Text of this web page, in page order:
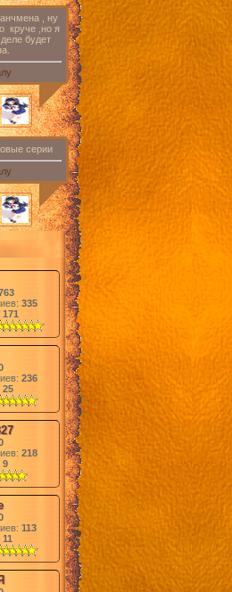
, ну
круче ,но я
будет
серии
335
171
236
25
218
9
113
11